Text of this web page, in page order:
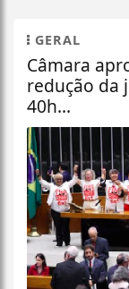
GERAL
Câmara
redução da
40h...